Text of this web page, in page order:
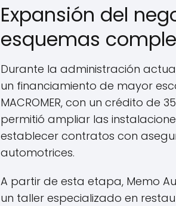
Expansión del
esquemas
Durante la administración
un financiamiento de mayor
MACROMER, con un crédito de
permitió ampliar las
establecer contratos con
automotrices.
A partir de esta etapa, Memo
un taller especializado en